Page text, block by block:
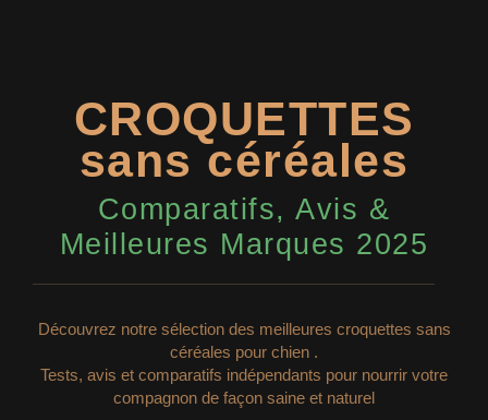
CROQUETTES
sans céréales
Comparatifs, Avis &
Meilleures Marques 2025
Découvrez notre sélection des meilleures croquettes sans
céréales pour chien .
Tests, avis et comparatifs indépendants pour nourrir votre
compagnon de façon saine et naturel